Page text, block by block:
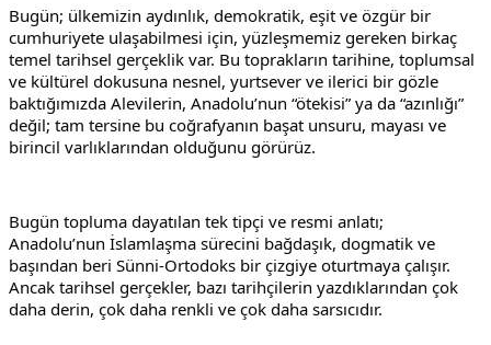
Bugün; ülkemizin aydınlık, demokratik, eşit ve özgür bir
cumhuriyete ulaşabilmesi için, yüzleşmemiz gereken birkaç
temel tarihsel gerçeklik var. Bu toprakların tarihine, toplumsal
ve kültürel dokusuna nesnel, yurtsever ve ilerici bir gözle
baktığımızda Alevilerin, Anadolu’nun “ötekisi” ya da “azınlığı”
değil; tam tersine bu coğrafyanın başat unsuru, mayası ve
birincil varlıklarından olduğunu görürüz.
Bugün topluma dayatılan tek tipçi ve resmi anlatı;
Anadolu’nun İslamlaşma sürecini bağdaşık, dogmatik ve
başından beri Sünni-Ortodoks bir çizgiye oturtmaya çalışır.
Ancak tarihsel gerçekler, bazı tarihçilerin yazdıklarından çok
daha derin, çok daha renkli ve çok daha sarsıcıdır.